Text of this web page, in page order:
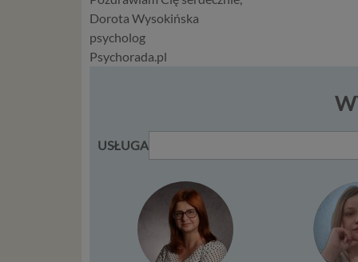
Dorota Wysokińska
psycholog
Psychorada.pl
USŁUGA
to